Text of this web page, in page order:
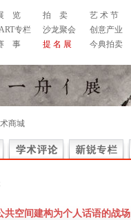
览
专栏
事
拍 卖
沙龙聚会
提 名 展
艺 术 节
创意产业
今典拍卖
商城
共空间建构为个人话语的战场